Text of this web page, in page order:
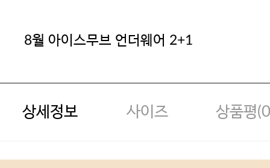
8월 아이스무브 언더웨어 2+1
상세정보 사이즈 상품평(0